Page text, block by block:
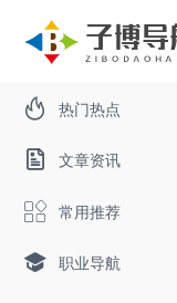
热门热点
文章资讯
常用推荐
职业导航